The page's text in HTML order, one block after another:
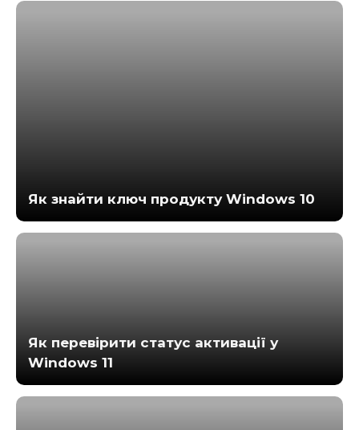
Як знайти ключ продукту Windows 10
Як перевірити статус активації у
Windows 11